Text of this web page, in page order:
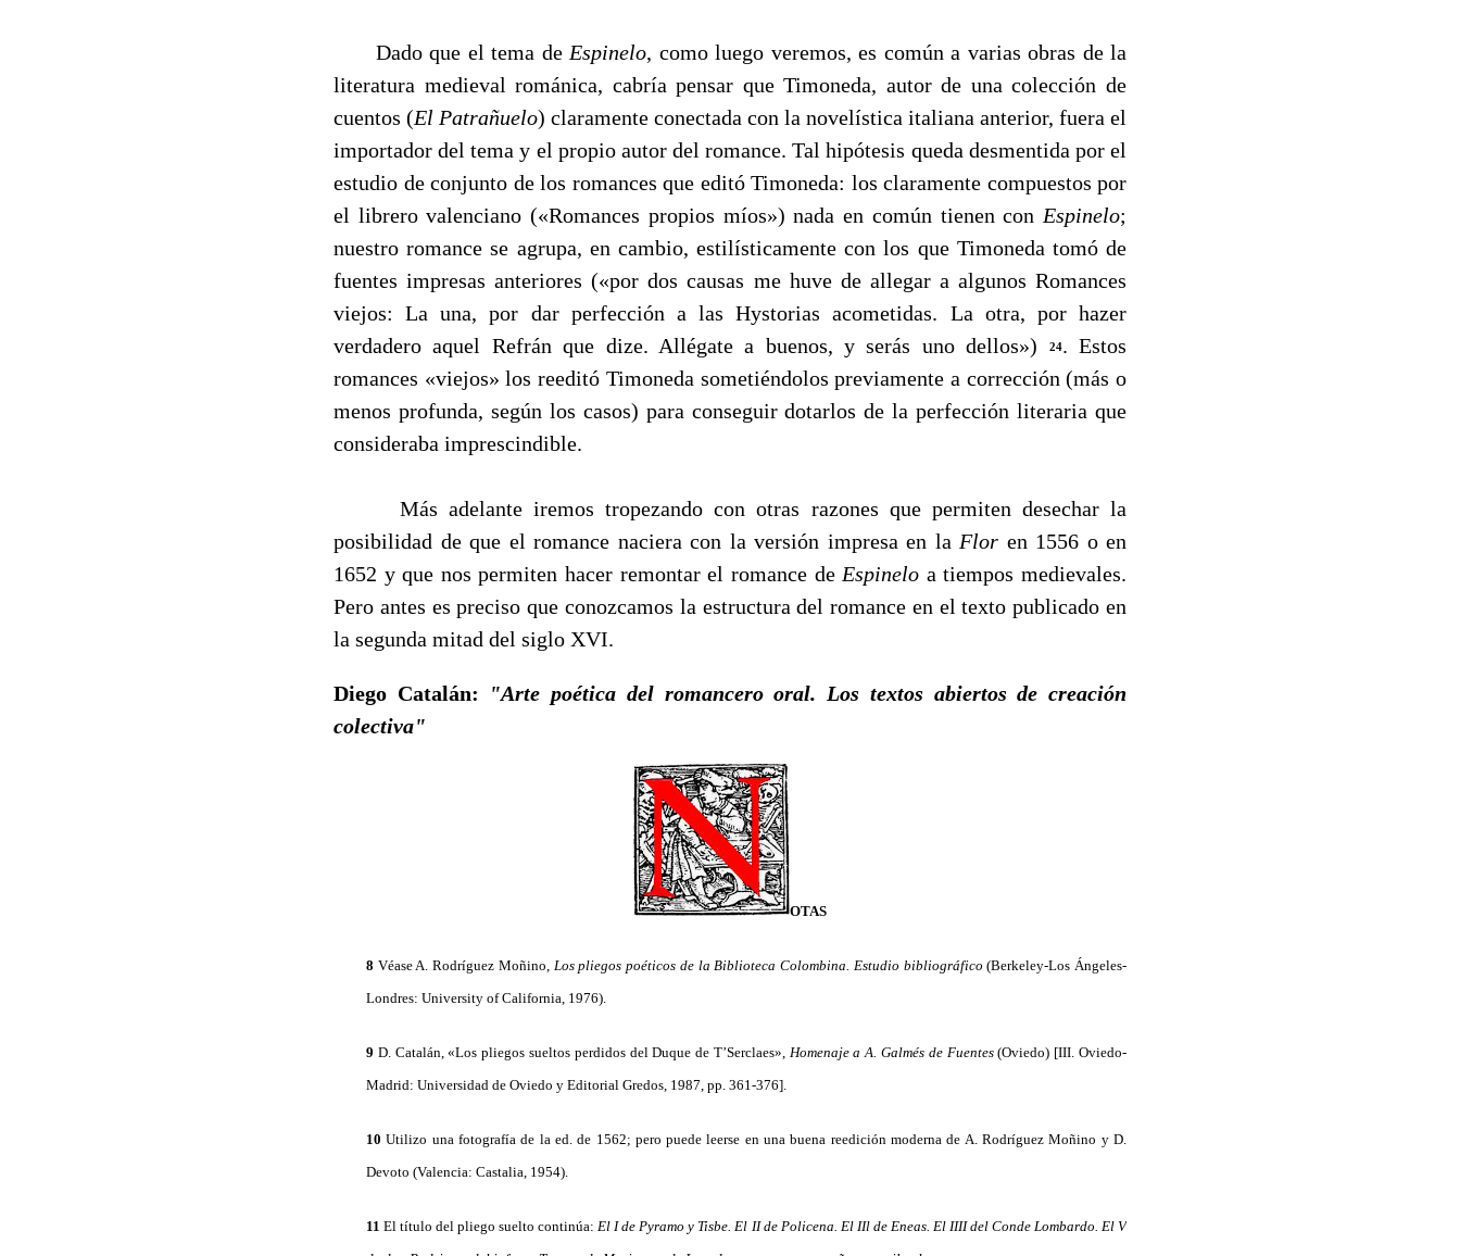
Dado que el tema de Espinelo, como luego veremos, es común a varias obras de la
literatura medieval románica, cabría pensar que Timoneda, autor de una colección de
cuentos (El Patrañuelo) claramente conectada con la novelística italiana anterior, fuera el
importador del tema y el propio autor del romance. Tal hipótesis queda desmentida por el
estudio de conjunto de los romances que editó Timoneda: los claramente compuestos por
el librero valenciano («Romances propios míos») nada en común tienen con Espinelo;
nuestro romance se agrupa, en cambio, estilísticamente con los que Timoneda tomó de
fuentes impresas anteriores («por dos causas me huve de allegar a algunos Romances
viejos: La una, por dar perfección a las Hystorias acometidas. La otra, por hazer
verdadero aquel Refrán que dize. Allégate a buenos, y serás uno dellos»)
24. Estos
romances «viejos» los reeditó Timoneda sometiéndolos previamente a corrección (más o
menos profunda, según los casos) para conseguir dotarlos de la perfección literaria que
consideraba imprescindible.
Más adelante iremos tropezando con otras razones que permiten desechar la
posibilidad de que el romance naciera con la versión impresa en la Flor en 1556 o en
1652 y que nos permiten hacer remontar el romance de Espinelo a tiempos medievales.
Pero antes es preciso que conozcamos la estructura del romance en el texto publicado en
la segunda mitad del siglo XVI.
Diego Catalán:
"Arte poética del romancero oral. Los textos abiertos de creación
colectiva"
OTAS
8 Véase A. Rodríguez Moñino, Los pliegos poéticos de la Biblioteca Colombina. Estudio bibliográfico(Berkeley-Los Ángeles-
Londres: University of California, 1976).
9 D. Catalán, «Los pliegos sueltos perdidos del Duque de T’Serclaes», Homenaje a A. Galmés de Fuentes(Oviedo) [III. Oviedo-
Madrid: Universidad de Oviedo y Editorial Gredos, 1987, pp. 361-376].
10 Utilizo una fotografía de la ed. de 1562; pero puede leerse en una buena reedición moderna de A. Rodríguez Moñino y D.
Devoto (Valencia: Castalia, 1954).
11 El título del pliego suelto continúa: El I de Pyramo y Tisbe. El II de Policena. El IIl de Eneas. El IIII del Conde Lombardo. El V